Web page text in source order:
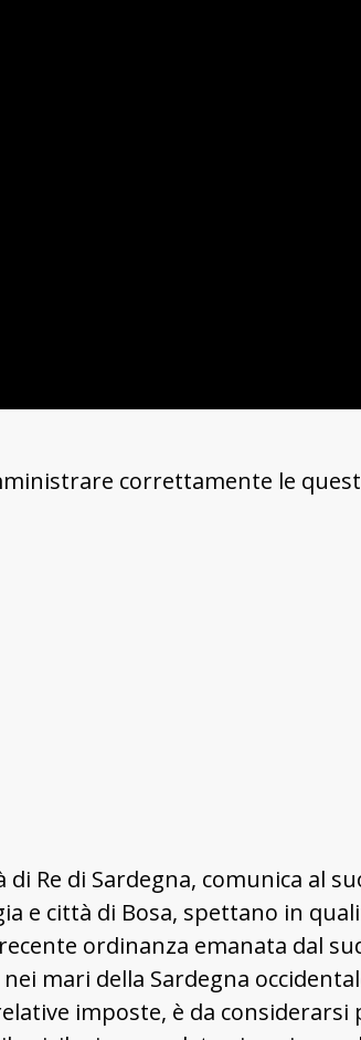
correttamente le
Re di Sardegna, comunica al
e città di Bosa, spettano in
ordinanza emanata dal
mari della Sardegna
imposte, è da